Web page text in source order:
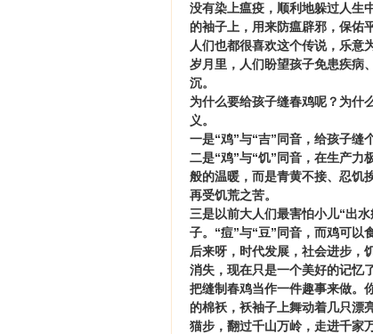
没有染上瘟疫，顺利地躲过人生
的袖子上，用来防瘟辟邪，保佑平
人们也都很喜欢这个传说，乐意
岁月里，人们盼望孩子免患疾病
沉。
为什么要给孩子缝春鸡呢？为什
义。
一是“鸡”与“吉”同音，给孩子缝
二是“鸡”与“饥”同音，在生产力
般的温暖，而是青黄不接、忍饥
再受饥荒之苦。
三是以前大人们最害怕小儿“出
子。“痘”与“豆”同音，而鸡可以
后来呀，时代发展，社会进步，
消失，现在只是一个美好的记忆
把缝制春鸡当作一件趣事来做。
的棉袄，袄袖子上舞动着几只漂
猫步，翻过千山万岭，走进千家万